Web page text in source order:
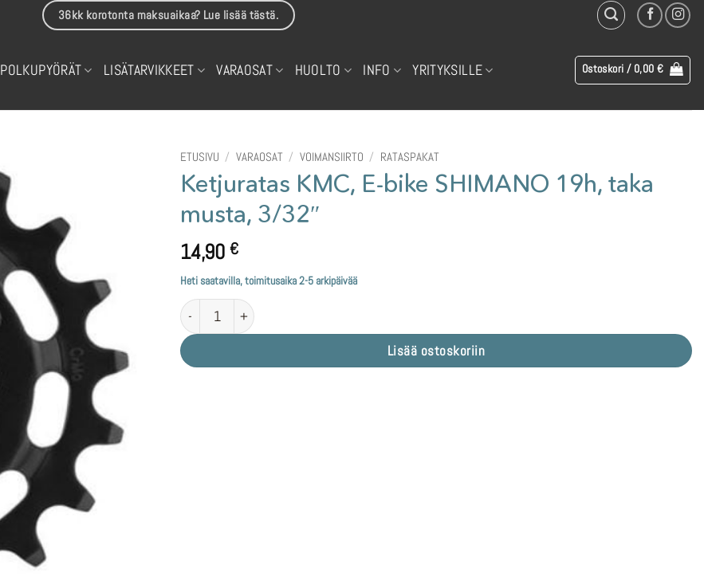
36kk korotonta maksuaikaa? Lue lisää tästä.
POLKUPYÖRÄT LISÄTARVIKKEET VARAOSAT HUOLTO INFO YRITYKSILLE Ostoskori / 0,00 €
ETUSIVU / VARAOSAT / VOIMANSIIRTO / RATASPAKAT
Ketjuratas KMC, E-bike SHIMANO 19h, taka
musta, 3/32″
14,90 €
Heti saatavilla, toimitusaika 2-5 arkipäivää
Ketjuratas KMC, E-bike SHIMANO 19h, taka musta, 3/32" määrä
Lisää ostoskoriin